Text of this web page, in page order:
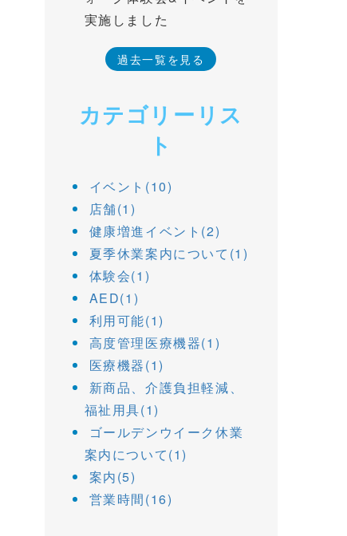
実施しました
過去一覧を見る
カテゴリーリス
ト
イベント(10)
店舗(1)
健康増進イベント(2)
夏季休業案内について(1)
体験会(1)
AED(1)
利用可能(1)
高度管理医療機器(1)
医療機器(1)
新商品、介護負担軽減、
福祉用具(1)
ゴールデンウイーク休業
案内について(1)
案内(5)
営業時間(16)